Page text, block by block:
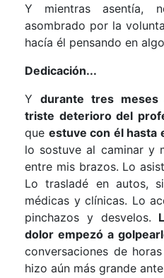
Y mientras asentía,
asombrado por la
hacía él pensando en
Dedicación...
Y durante tres
triste deterioro del
que estuve con él hasta
lo sostuve al caminar y
entre mis brazos. Lo
Lo trasladé en autos,
médicas y clínicas. Lo
pinchazos y desvelos.
dolor empezó a
conversaciones de
hizo aún más grande